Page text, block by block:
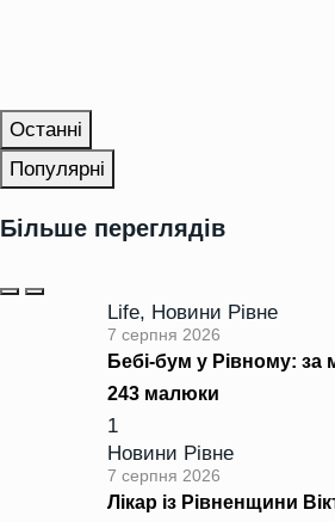
Останні
Популярні
Більше переглядів
Life, Новини Рівне
7 серпня 2026
Бебі-бум у Рівному: за
243 малюки
1
Новини Рівне
7 серпня 2026
Лікар із Рівненщини